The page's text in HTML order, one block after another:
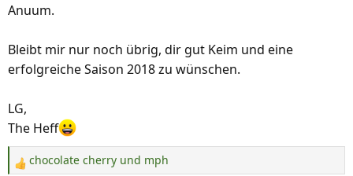
Anuum.
Bleibt mir nur noch übrig, dir gut Keim und eine
erfolgreiche Saison 2018 zu wünschen.
LG,
The Heff
R chocolate cherry und mph